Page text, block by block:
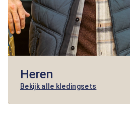
Heren
Bekijk alle kledingsets